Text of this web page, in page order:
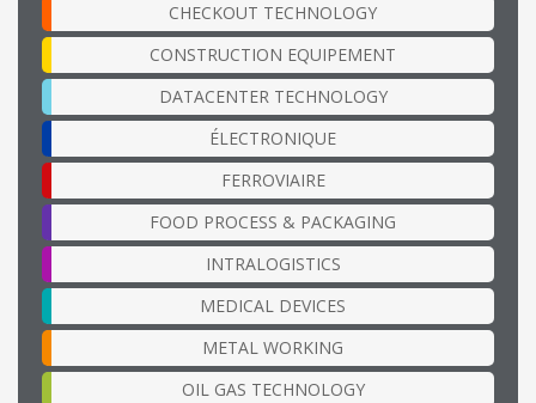
CHECKOUT TECHNOLOGY
CONSTRUCTION EQUIPEMENT
DATACENTER TECHNOLOGY
ÉLECTRONIQUE
FERROVIAIRE
FOOD PROCESS & PACKAGING
INTRALOGISTICS
MEDICAL DEVICES
METAL WORKING
OIL GAS TECHNOLOGY